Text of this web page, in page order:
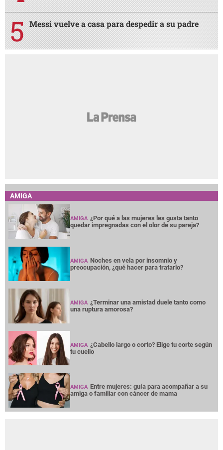
Messi vuelve a casa para despedir a su padre
AMIGA
AMIGA ¿Por qué a las mujeres les gusta tanto
quedar impregnadas con el olor de su pareja?
AMIGA Noches en vela por insomnio y
preocupación, ¿qué hacer para tratarlo?
AMIGA ¿Terminar una amistad duele tanto como
una ruptura amorosa?
AMIGA ¿Cabello largo o corto? Elige tu corte según
tu cuello
AMIGA Entre mujeres: guía para acompañar a su
amiga o familiar con cáncer de mama